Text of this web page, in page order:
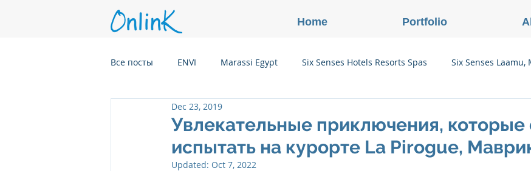
Все посты ENVI Marassi Egypt Six Senses Hotels Resorts Spas Six Senses Laamu,
Six Senses Kanuhura, Maldives
Six Senses Kaplankaya, Turkey Six Senses Douro Valley, Portugal Six Senses
Увлекательные приключения, которые
испытать на курорте La Pirogue,
Dec 23, 2019
Updated: Oct 7, 2022
Home Portfolio